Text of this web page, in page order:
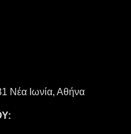
Νέα Ιωνία, Αθήνα